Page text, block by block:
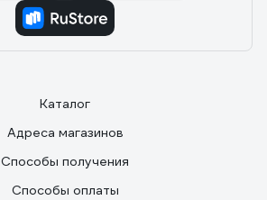
Каталог
Адреса магазинов
Способы получения
Способы оплаты